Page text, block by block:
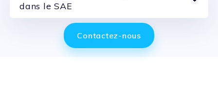
dans le SAE
Contactez-nous